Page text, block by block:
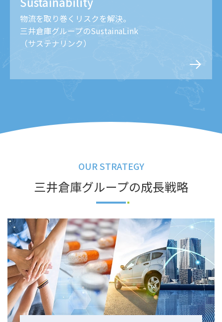
物流を取り巻くリスクを解決。
三井倉庫グループのSustainaLink
（サステナリンク）
OUR STRATEGY
三井倉庫グループの成長戦略